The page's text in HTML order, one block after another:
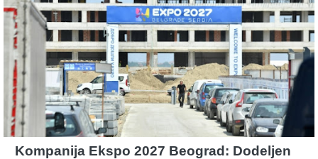
Kompanija Ekspo 2027 Beograd: Dodeljen